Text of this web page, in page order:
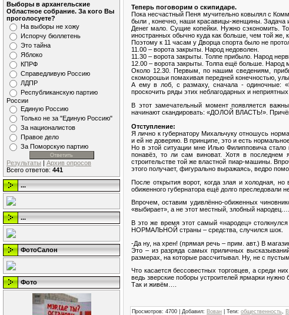
Выборы в архангельские
Областное собрание. За кого Вы
проголосуете?
На выборы не хожу
Испорчу бюллетень
Это тайна
Яблоко
КПРФ
Справедливую Россию
ЛДПР
Республиканскую партию
России
Единую Россию
Только не за "Единую Россию"
За националистов
Правое дело
За Поморскую партию
Результаты | Архив опросов
Всего ответов: 441
...
...
ФотоСалон
Фото
Теперь поговорим о скипидаре.
Пока несчастный Пеня мучительно ковылял с
были , конечно, наши красавицы-женщины. Задача
Денег мало. Сущие копейки. Нужно сэкономить.
иностранных обычно куда как больше, чем той же,
Поэтому к 11 часам у Дворца спорта было не
11.00 – ворота закрыты. Народ недоволен.
11.30 – ворота закрыты. Толпе прибыло. Народ
12.00 – ворота закрыты. Толпа ещё больше. Народ
Около 12.30. Первым, по нашим сведениям,
скоморошьи помахивая передней конечностью,
А ему в лоб, с размаху, сначала - одиночные:
проскочить ряды этих неблагодарных и
В этот замечательный момент появляется
начинают скандировать: «ДОЛОЙ ВЛАСТЬ!».
Отступление:
Я лично к губернатору Михальчуку отношусь
и ей не доверяю. В принципе, это и есть
Но в этой ситуации мне Илью Филипповича стало
понавёз, то ли сам виноват. Хотя в последнем
строительстве той же властной пиар-машины.
этого получает, фигурально выражаясь, ведро
После открытия ворот, когда злая и холодная,
обиженного губернатора ещё долго
Впрочем, оставим удивлённо-обиженных
«выбирает», а не этот местный, злобный народец….
В это же время этот самый «народец»
НОРМАЛЬНОЙ страны – средства, случился шок.
-Да ну, на хрен! (прямая речь – прим. авт.) В
Это – из разряда самых приличных
размерах, на которые рассчитывал. Ну, не с
Что касается бессовестных торговцев, а среди
ведь зверские поборы устроителей ярмарки нужно
Так и живём….
Просмотров: 4700 | Добавил: Вован Теги: общественность